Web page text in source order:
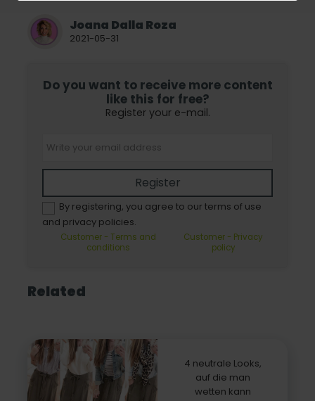
Joana Dalla Roza
2021-05-31
Do you want to receive more content
like this for free?
Register your e-mail.
Register
By registering, you agree to our terms of use
and privacy policies.
Customer - Terms and
conditions
Customer - Privacy
policy
Related
4 neutrale Looks,
auf die man
wetten kann